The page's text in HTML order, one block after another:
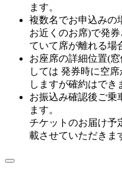
ます。
複数名でお申込みの
お近くのお席)で発
ていて席が離れる場
お座席の詳細位置(
しては 発券時に空
しますが確約はでき
お振込み確認後ご乗
ます。
チケットのお届け予
載させていただきま